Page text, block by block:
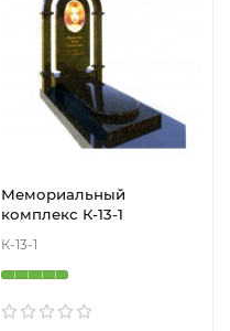
Мемориальный
комплекс К-13-1
К-13-1